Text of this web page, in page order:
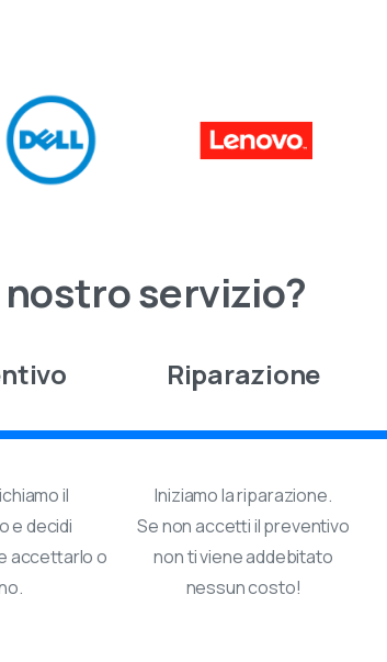
nostroservizio?
il
e decidi
accettarlo o
Riparazione
Iniziamo la riparazione.
Se non accetti il preventivo
non ti viene addebitato
nessun costo!
di elettronica e informatica
che ti serve, ordinalo in pochi clic e
prima e dopo l’acquisto
in tempo reale
o consegna rapida